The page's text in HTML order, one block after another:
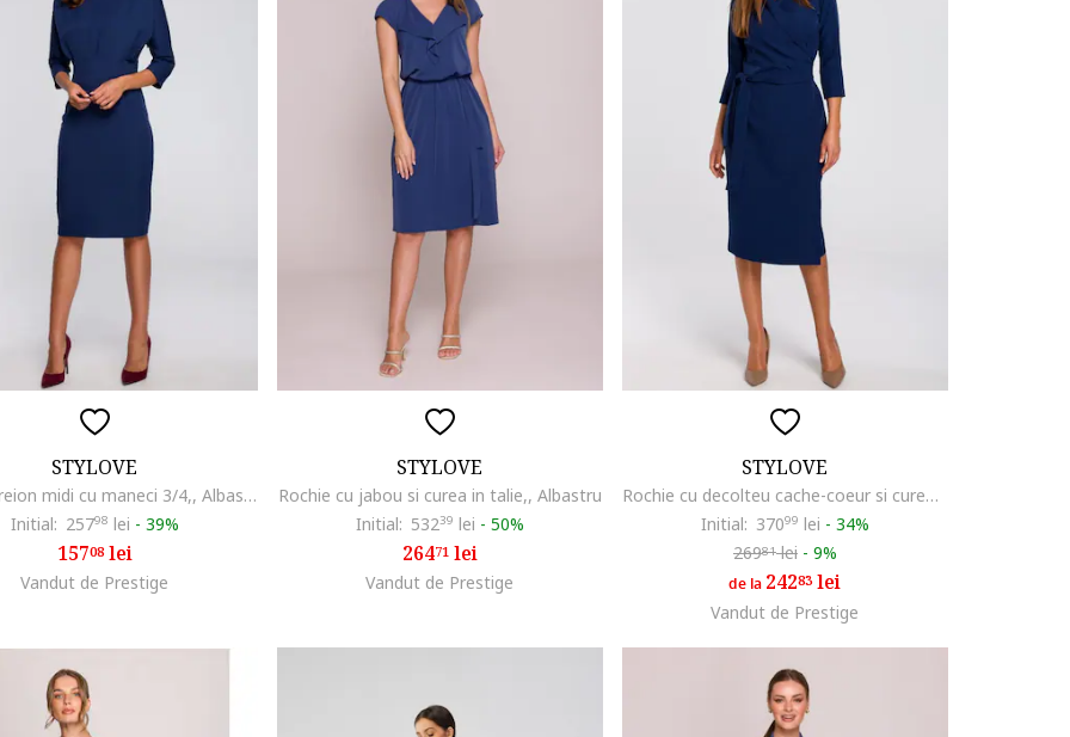
STYLOVE
Rochie creion midi cu maneci 3/4,, Albastru
Initial: 25798 lei - 39%
15708lei
Vandut de Prestige
STYLOVE
Rochie cu jabou si curea in talie,, Albastru
Initial: 53239 lei - 50%
26471lei
Vandut de Prestige
STYLOVE
Rochie cu decolteu cache-coeur si curea in talie,, Albastru
Initial: 37099 lei - 34%
26981lei - 9%
de la 24283lei
Vandut de Prestige